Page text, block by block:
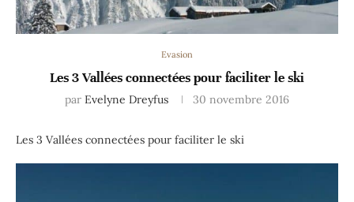
Evasion
Les 3 Vallées connectées pour faciliter le ski
par Evelyne Dreyfus 30 novembre 2016
Les 3 Vallées connectées pour faciliter le ski